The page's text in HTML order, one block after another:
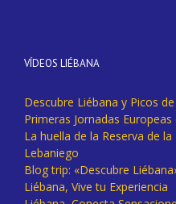
VÍDEOS LIÉBANA
Descubre Liébana y Picos
Primeras Jornadas
La huella de la Reserva de
Lebaniego
Blog trip: «Descubre
Liébana, Vive tu Experiencia